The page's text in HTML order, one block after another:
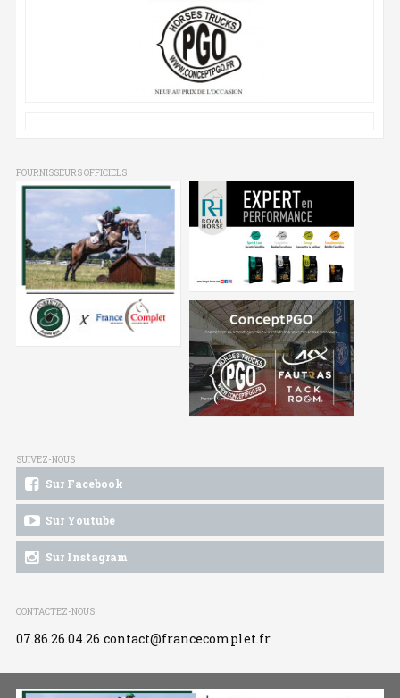
FOURNISSEURS OFFICIELS
SUIVEZ-NOUS
Sur Facebook
Sur Youtube
Sur Instagram
CONTACTEZ-NOUS
07.86.26.04.26 contact@francecomplet.fr